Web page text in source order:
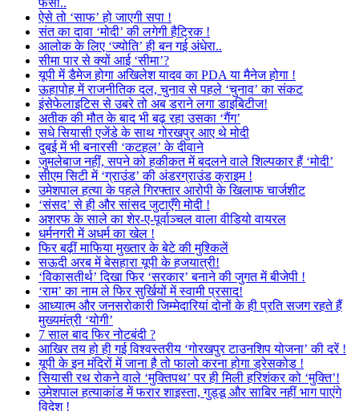
फंसा..
ऐसे तो ‘साफ’ हो जाएगी सपा !
संत का दावा ‘मोदी’ की लगेगी हैट्रिक !
आलोक के लिए ‘ज्योति’ ही बन गई अंधेरा..
सीमा पार से क्यों आई ‘सीमा’?
यूपी में डैमेज होगा अखिलेश यादव का PDA या मैनेज होगा !
ऊहापोह में राजनीतिक दल, चुनाव से पहले ‘चुनाव’ का संकट
इंसेफेलाइटिस से उबरे तो अब डराने लगा डाइबिटीज!
अतीक की मौत के बाद भी बढ़ रहा उसका ‘गैंग’
सधे सियासी एजेंडे के साथ गोरखपुर आए थे मोदी
दुबई में भी बनारसी ‘कटहल’ के दीवाने
जुमलेबाज नहीं, सपने को हकीकत में बदलने वाले शिल्पकार हैं ‘मोदी’
सीएम सिटी में ‘ग्राउंड’ की अंडरग्राउंड क्राइम !
उमेशपाल हत्या के पहले गिरफ्तार आरोपी के खिलाफ चार्जशीट
‘संसद’ से ही और सांसद जुटाएँगे मोदी !
अशरफ के साले का शेर-ए-पूर्वाञ्चल वाला वीडियो वायरल
धर्मनगरी में अधर्म का खेल !
फिर बढ़ीं माफिया मुख्तार के बेटे की मुश्किलें
सऊदी अरब में बेसहारा यूपी के हजयात्री!
‘विकासतीर्थ’ दिखा फिर ‘सरकार’ बनाने की जुगत में बीजेपी !
‘राम’ का नाम ले फिर सुर्खियों में स्वामी प्रसाद!
आध्यात्म और जनसरोकारी जिम्मेदारियां दोनों के ही प्रति सजग रहते हैं
मुख्यमंत्री ‘योगी’
7 साल बाद फिर नोटबंदी ?
आखिर तय हो ही गई विश्वस्तरीय ‘गोरखपुर टाउनशिप योजना’ की दरें !
यूपी के इन मंदिरों में जाना है तो फालो करना होगा ड्रेसकोड !
सियासी रथ रोकने वाले ‘मुक्तिपथ’ पर ही मिली हरिशंकर को ‘मुक्ति’!
उमेशपाल हत्याकांड में फरार शाइस्ता, गुड्डू और साबिर नहीं भाग पाएंगे
विदेश !